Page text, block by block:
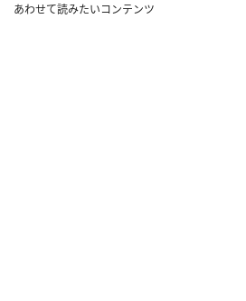
あわせて読みたいコンテンツ